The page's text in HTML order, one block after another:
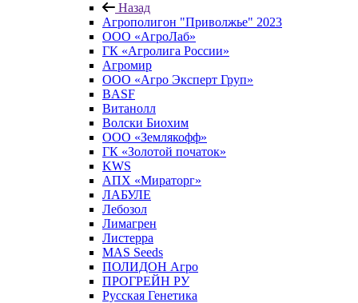
Назад
Агрополигон "Приволжье" 2023
ООО «АгроЛаб»
ГК «Агролига России»
Агромир
ООО «Агро Эксперт Груп»
BASF
Витанолл
Волски Биохим
ООО «Землякофф»
ГК «Золотой початок»
KWS
AПX «Мираторг»
ЛАБУЛЕ
Лебозол
Лимагрен
Листерра
MAS Seeds
ПОЛИДОН Агро
ПРОГРЕЙН РУ
Русская Генетика